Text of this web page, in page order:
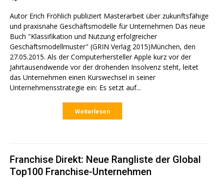
Autor Erich Fröhlich publiziert Masterarbeit über zukunftsfähige
und praxisnahe Geschäftsmodelle für Unternehmen Das neue
Buch "Klassifikation und Nutzung erfolgreicher
Geschäftsmodellmuster" (GRIN Verlag 2015)München, den
27.05.2015. Als der Computerhersteller Apple kurz vor der
Jahrtausendwende vor der drohenden Insolvenz steht, leitet
das Unternehmen einen Kurswechsel in seiner
Unternehmensstrategie ein: Es setzt auf...
Weiterlesen
Franchise Direkt: Neue Rangliste der Global
Top100 Franchise-Unternehmen